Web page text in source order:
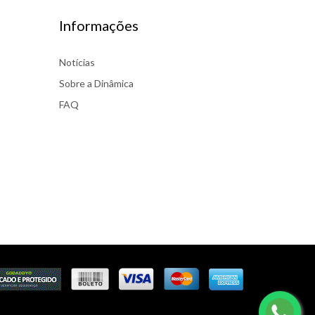
Informações
Notícias
Sobre a Dinâmica
FAQ